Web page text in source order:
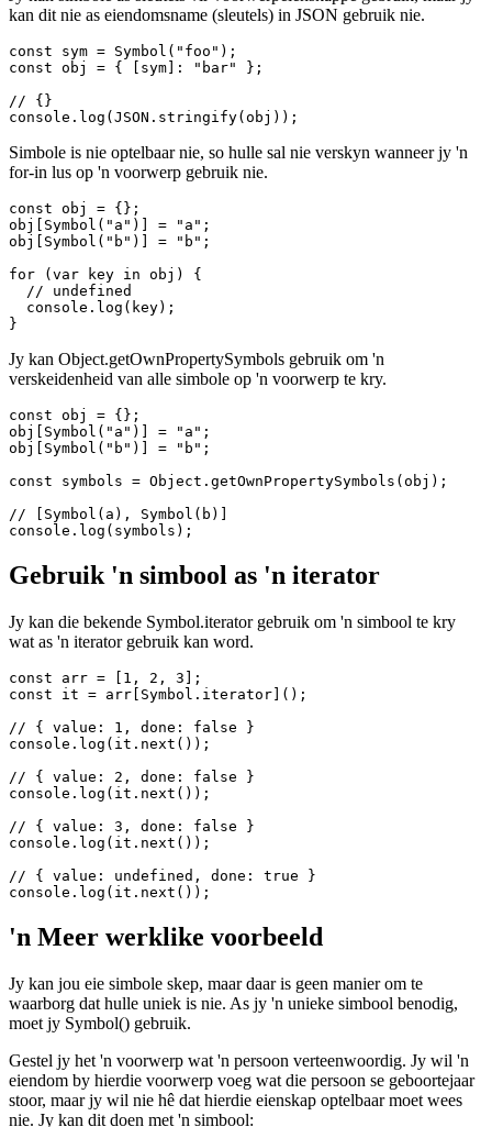
// "bar"
Jy kan simbole as sleutels vir voorwerpeienskappe gebruik, maar jy
kan dit nie as eiendomsname (sleutels) in JSON gebruik nie.
const sym = Symbol("foo");
const obj = { [sym]: "bar" };
// {}
Simbole is nie optelbaar nie, so hulle sal nie verskyn wanneer jy 'n
for-in lus op 'n voorwerp gebruik nie.
const obj = {};
obj[Symbol("a")] = "a";
obj[Symbol("b")] = "b";
for (var key in obj) {
  // undefined
  console.log(key);
Jy kan Object.getOwnPropertySymbols gebruik om 'n
verskeidenheid van alle simbole op 'n voorwerp te kry.
const obj = {};
obj[Symbol("a")] = "a";
obj[Symbol("b")] = "b";
Gebruik 'n simbool as 'n iterator
Jy kan die bekende Symbol.iterator gebruik om 'n simbool te kry
wat as 'n iterator gebruik kan word.
const arr = [1, 2, 3];
const it = arr[Symbol.iterator]();
// { value: 1, done: false }
console.log(it.next());
// { value: 2, done: false }
console.log(it.next());
// { value: 3, done: false }
'n Meer werklike voorbeeld
Jy kan jou eie simbole skep, maar daar is geen manier om te
waarborg dat hulle uniek is nie. As jy 'n unieke simbool benodig,
moet jy Symbol() gebruik.